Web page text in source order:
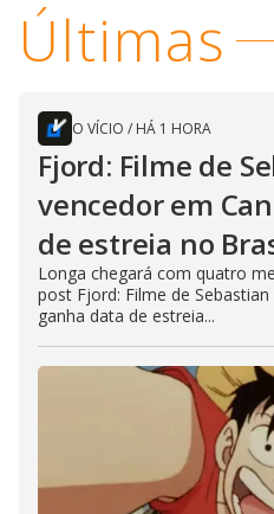
Últimas
O VÍCIO / HÁ 1 HORA
Fjord: Filme de
vencedor em
de estreia no
Longa chegará com quatro
post Fjord: Filme de
ganha data de estreia...